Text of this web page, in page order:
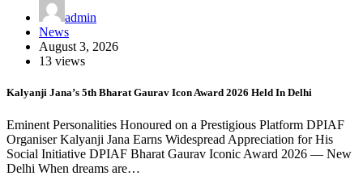
admin
News
August 3, 2026
13 views
Kalyanji Jana’s 5th Bharat Gaurav Icon Award 2026 Held In Delhi
Eminent Personalities Honoured on a Prestigious Platform DPIAF
Organiser Kalyanji Jana Earns Widespread Appreciation for His
Social Initiative DPIAF Bharat Gaurav Iconic Award 2026 — New
Delhi When dreams are…